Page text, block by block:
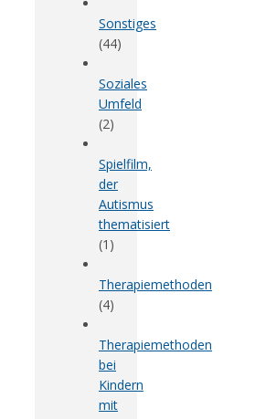
Sonstiges
(44)
Soziales
Umfeld
(2)
Spielfilm,
der
Autismus
thematisiert
(1)
Therapiemethoden
(4)
Therapiemethoden
bei
Kindern
mit